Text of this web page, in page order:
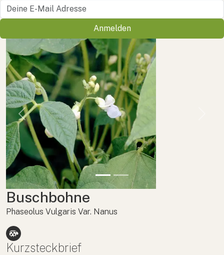
Anmelden
Previous
Buschbohne
Phaseolus Vulgaris Var. Nanus
Kurzsteckbrief